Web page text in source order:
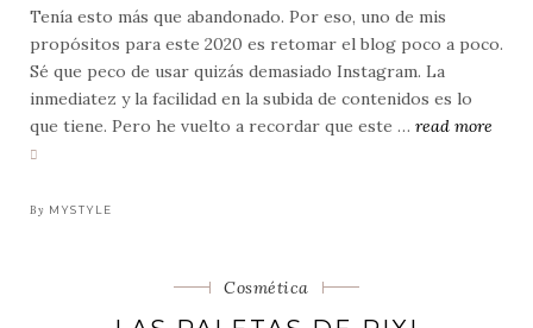
ON
Tenía esto más que abandonado. Por eso, uno de mis
propósitos para este 2020 es retomar el blog poco a poco.
Sé que peco de usar quizás demasiado Instagram. La
inmediatez y la facilidad en la subida de contenidos es lo
que tiene. Pero he vuelto a recordar que este … read more
año
By MYSTYLE
Categorias
Cosmética